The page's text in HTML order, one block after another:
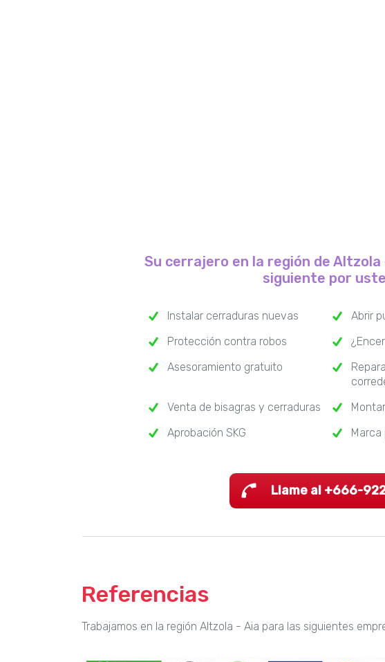
Su cerrajero en la región de Altzola
siguiente por
Instalar cerraduras nuevas
Abrir
Protección contra robos
Asesoramiento gratuito
Venta de bisagras y cerraduras
Aprobación SKG
Marca
Llame al +666-
Referencias
Trabajamos en la región Altzola - Aia para las siguientes